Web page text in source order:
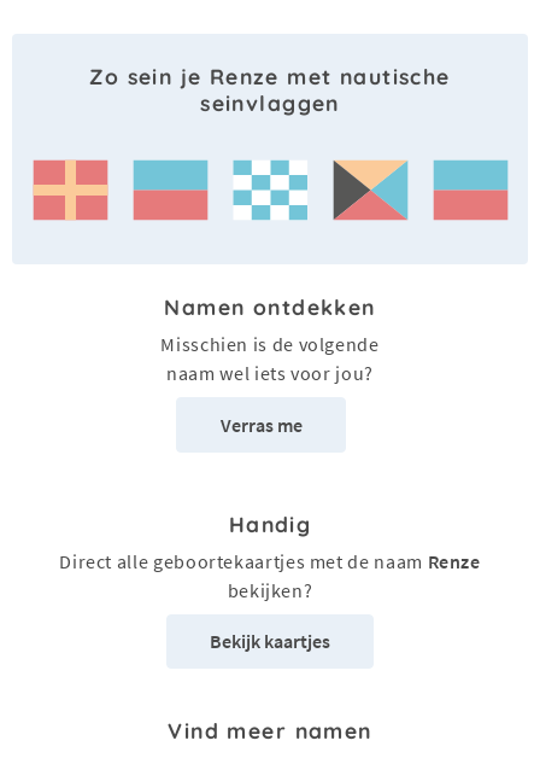
Zo sein je Renze met nautische
seinvlaggen
Namen ontdekken
Misschien is de volgende
naam wel iets voor jou?
Verras me
Handig
Direct alle geboortekaartjes met de naam Renze
bekijken?
Bekijk kaartjes
Vind meer namen